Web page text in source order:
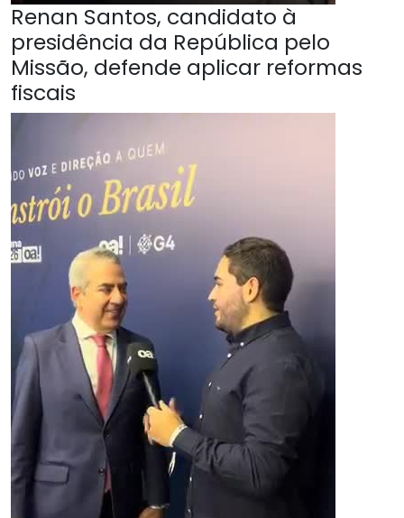
Renan Santos, candidato à
presidência da República pelo
Missão, defende aplicar reformas
fiscais